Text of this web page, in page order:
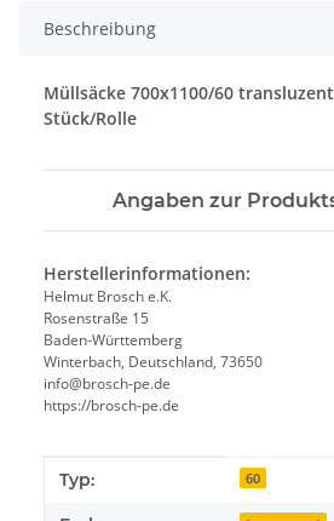
Beschreibung
Müllsäcke 700x1100/60
Stück/Rolle
Angaben zur
Herstellerinformationen:
Helmut Brosch e.K.
Rosenstraße 15
Baden-Württemberg
Winterbach, Deutschland, 73650
info@brosch-pe.de
https://brosch-pe.de
Produkteigenschaft
Wert
Typ: 60